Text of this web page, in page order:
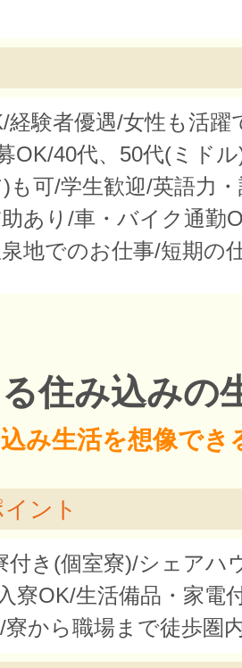
経験者優遇/女性も活躍
OK/40代、50代(ミド
も可/学生歓迎/英語力
あり/車・バイク通勤
地でのお仕事/短期の
住み込みの
み生活を想像でき
ント
付き(個室寮)/シェアハ
寮OK/生活備品・家電
寮から職場まで徒歩圏